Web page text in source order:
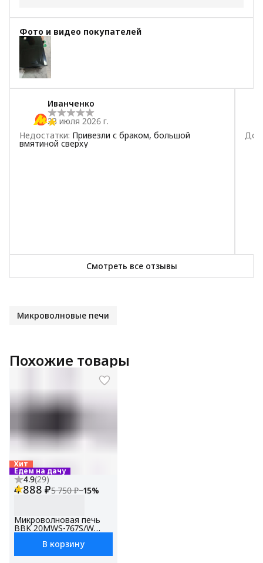
5 звёзд
32
4 звезды
звезды
2 звезды
1 звезда
Фото и видео покупателей
Иванченко
23 июля 2026 г.
Недостатки: Привезли с браком, большой
вмятиной сверху
Смотреть все отзывы
Микроволновые печи
Похожие товары
Хит
Едем на дачу
4.9(29)
4 888 ₽5 750 ₽−15%
Микроволновая печь
BBK 20MWS-767S/W
мощность 700 Вт,
В корзину